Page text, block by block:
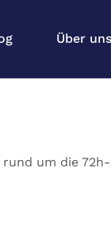
Über uns
rund um die